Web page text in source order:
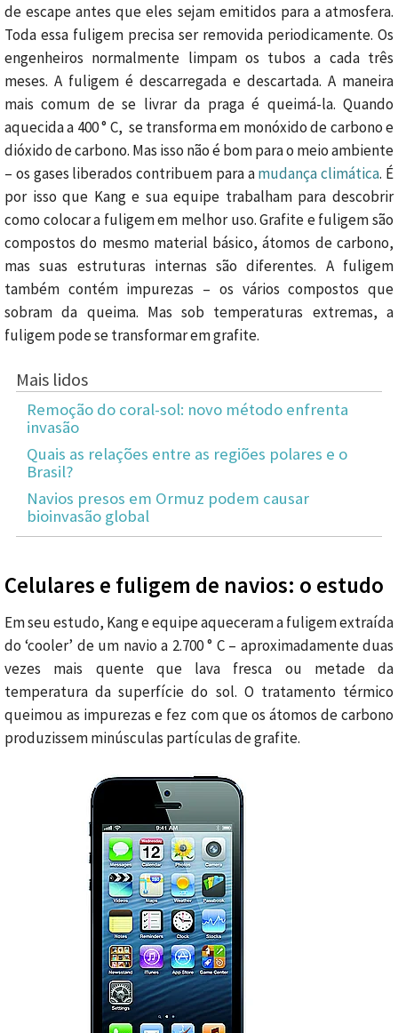
de escape antes que eles sejam emitidos para a atmosfera.
Toda essa fuligem precisa ser removida periodicamente. Os
engenheiros normalmente limpam os tubos a cada três
meses. A fuligem é descarregada e descartada. A maneira
mais comum de se livrar da praga é queimá-la. Quando
aquecida a 400 ° C, se transforma em monóxido de carbono e
dióxido de carbono. Mas isso não é bom para o meio ambiente
– os gases liberados contribuem para amudança climática. É
por isso que Kang e sua equipe trabalham para descobrir
como colocar a fuligem em melhor uso. Grafite e fuligem são
compostos do mesmo material básico, átomos de carbono,
mas suas estruturas internas são diferentes. A fuligem
também contém impurezas – os vários compostos que
sobram da queima. Mas sob temperaturas extremas, a
fuligem pode se transformar em grafite.
Mais lidos
Remoção do coral-sol: novo método enfrenta
invasão
Quais as relações entre as regiões polares e o
Brasil?
Navios presos em Ormuz podem causar
bioinvasão global
Celulares e fuligem de navios: o estudo
Em seu estudo, Kang e equipe aqueceram a fuligem extraída
do ‘cooler’ de um navio a 2.700 ° C – aproximadamente duas
vezes mais quente que lava fresca ou metade da
temperatura da superfície do sol. O tratamento térmico
queimou as impurezas e fez com que os átomos de carbono
produzissem minúsculas partículas de grafite.